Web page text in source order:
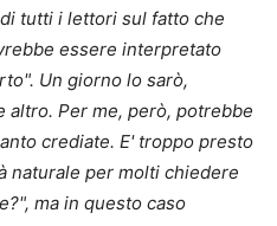
tutti i lettori sul fatto che
essere interpretato
Un giorno lo sarò,
altro. Per me, però, potrebbe
crediate. E' troppo presto
naturale per molti chiedere
ma in questo caso